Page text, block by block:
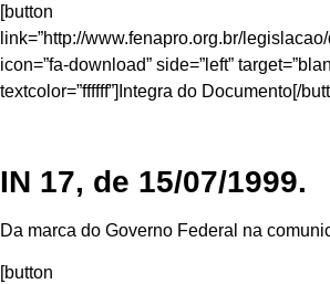
[button
link=”http://www.fenapro.org.br/
icon=”fa-download” side=”left”
textcolor=”ffffff”]Integra do Documento[/
IN 17, de 15/07/1999.
Da marca do Governo Federal na
[button